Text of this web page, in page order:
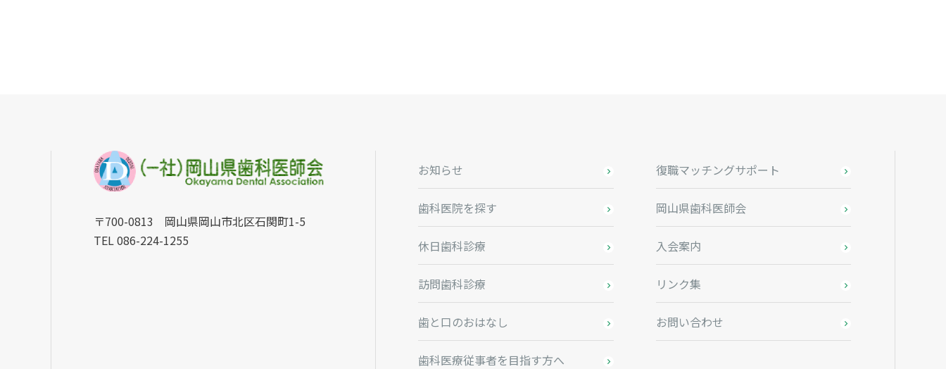
〒700-0813 岡山県岡山市北区石関町1-5
TEL 086-224-1255
お知らせ
歯科医院を探す
休日歯科診療
訪問歯科診療
歯と口のおはなし
歯科医療従事者を目指す方へ
復職マッチングサポート
岡山県歯科医師会
入会案内
リンク集
お問い合わせ